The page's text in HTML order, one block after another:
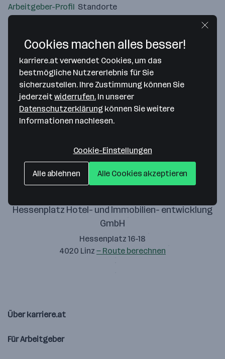
Arbeitgeber-Profil Standorte
Bitte stimme unseren Cookie-
Richtlinien zu, um diese Karte
anzuzeigen.
Hessenplatz Hotel- und Immobilien- entwicklung
GmbH
Hessenplatz 16-18
4020 Linz — Route berechnen
Über karriere.at
Für Arbeitgeber
Cookies machen alles besser!
karriere.at verwendet Cookies, um das
bestmögliche Nutzererlebnis für Sie
sicherzustellen. Ihre Zustimmung können Sie
jederzeitwiderrufen. In unserer
Datenschutzerklärung können Sie weitere
Informationen nachlesen.
Cookie-Einstellungen
Alle ablehnen Alle Cookies akzeptieren